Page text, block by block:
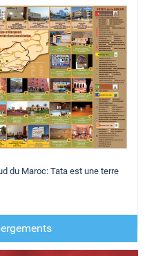
du Maroc: Tata est une terre